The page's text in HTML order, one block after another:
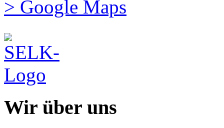
> Google Maps
Wir über uns